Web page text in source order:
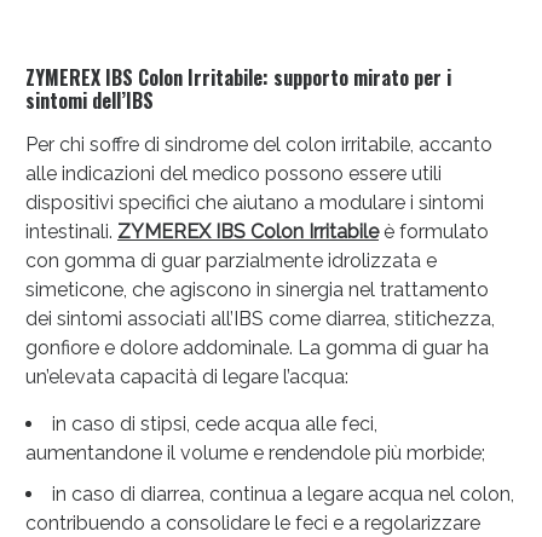
ZYMEREX IBS Colon Irritabile: supporto mirato per i
sintomi dell’IBS
Per chi soffre di sindrome del colon irritabile, accanto
alle indicazioni del medico possono essere utili
dispositivi specifici che aiutano a modulare i sintomi
intestinali. ZYMEREX IBS Colon Irritabileè formulato
con gomma di guar parzialmente idrolizzata e
simeticone, che agiscono in sinergia nel trattamento
dei sintomi associati all’IBS come diarrea, stitichezza,
gonfiore e dolore addominale. La gomma di guar ha
un’elevata capacità di legare l’acqua:
in caso di stipsi, cede acqua alle feci,
aumentandone il volume e rendendole più morbide;
in caso di diarrea, continua a legare acqua nel colon,
contribuendo a consolidare le feci e a regolarizzare